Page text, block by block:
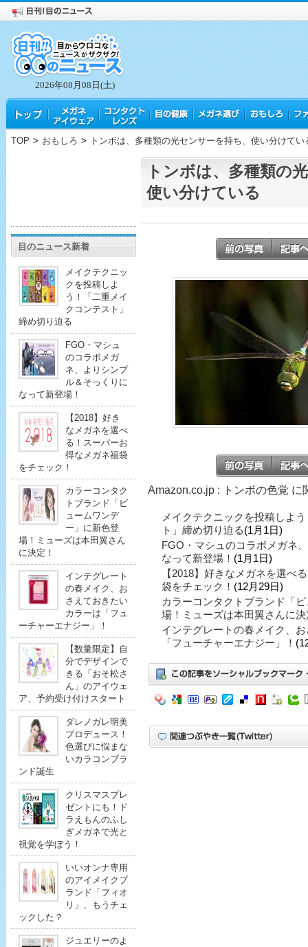
2026年08月08日(土)
TOP > おもしろ > トンボは、多種類の光センサーを持ち、使い分けてい
目のニュース新着
メイクテクニッ
クを投稿しよ
う！「二重メイ
クコンテスト」
締め切り迫る
FGO・マシュ
のコラボメガ
ネ、よりシンプ
ル＆そっくりに
なって新登場！
【2018】好き
なメガネを選べ
る！スーパーお
得なメガネ福袋
をチェック！
カラーコンタク
トブランド「ビ
ュームワンデ
ー」に新色登
場！ミューズは本田翼さん
に決定！
インテグレート
の春メイク、お
さえておきたい
カラーは「フュ
ーチャーエナジー」！
【数量限定】自
分でデザインで
きる「おそ松さ
ん」のアイウェ
ア、予約受け付けスタート
ダレノガレ明美
プロデュース！
色選びに悩まな
いカラコンブラ
ンド誕生
クリスマスプレ
ゼントにも！ド
ラえもんのふし
ぎメガネで光と
視覚を学ぼう！
いいオンナ専用
のアイメイクブ
ランド「フィオ
リ」、もうチェ
ックした？
ジュエリーのよ
トンボは、多種類の
使い分けている
Amazon.co.jp : トンボの色覚 に
メイクテクニックを投稿しよ
ト」締め切り迫る(1月1日)
FGO・マシュのコラボメガネ
なって新登場！ (1月1日)
【2018】好きなメガネを選べ
袋をチェック！ (12月29日)
カラーコンタクトブランド「
場！ミューズは本田翼さんに決
インテグレートの春メイク、
「フューチャーエナジー」！